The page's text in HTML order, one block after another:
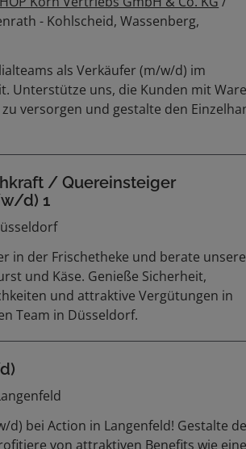
- Kohlscheid, Wassenberg,
als Verkäufer (m/w/d) im
Unterstütze uns, die Kunden mit
versorgen und gestalte den
/ Quereinsteiger
d) 1
in der Frischetheke und berate unsere
und Käse. Genieße Sicherheit,
und attraktive Vergütungen in
Team in Düsseldorf.
d) bei Action in Langenfeld! Gestalte
von attraktiven Benefits wie